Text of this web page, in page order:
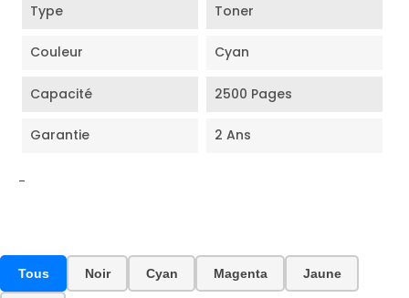
Type Toner
Couleur Cyan
Capacité 2500 Pages
Garantie 2 Ans
-
Tous Noir Cyan Magenta Jaune